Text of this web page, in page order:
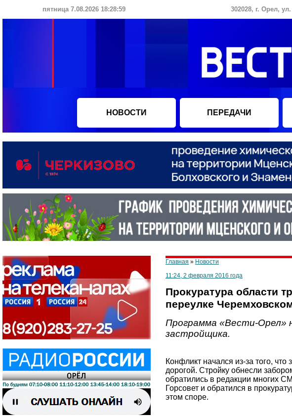
пятница 7.08.2026 18:29:00 302028, г. Орел,
НОВОСТИ ПЕРЕДАЧИ
Главная » Новости
11:24, 2 февраля 2016 года
Прокуратура области
переулке
Программа «Вести-Орел»
застройщика.
Конфликт начался из-за того,
дорогой. Стройку обнесли
обратились в редакции многих
Горсовет и обратился в
этом споре.